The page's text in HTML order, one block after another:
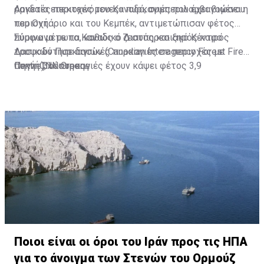
ραγδαία επεκτεινόμενες» πυρκαγιές που έχει βιώσει η
περιοχή.
Αρκετές περιοχές του Καναδά, συμπεριλαμβανομένου
του Οντάριο και του Κεμπέκ, αντιμετώπισαν φέτος
πύρινα μέτωπα, καθώς ο ζεστός και ξηρός καιρός
τροφοδότησε δασικές πυρκαγιές σε περιοχές με
πυκνή βλάστηση.
Σύμφωνα με το Καναδικό Διαυπηρεσιακό Κέντρο
Δασικών Πυρκαγιών (Canadian Interagency Forest Fire
Centre), οι πυρκαγιές έχουν κάψει φέτος 3,9
Πηγή: CNN Greece
Ποιοι είναι οι όροι του Ιράν προς τις ΗΠΑ
για το άνοιγμα των Στενών του Ορμούζ